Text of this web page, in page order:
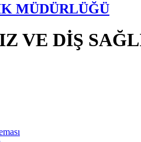
MÜDÜRLÜĞÜ
VE DİŞ